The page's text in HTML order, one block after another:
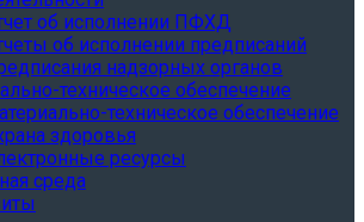
об исполнении ПФХД
об исполнении предписаний
надзорных органов
техническое обеспечение
техническое обеспечение
здоровья
ресурсы
среда